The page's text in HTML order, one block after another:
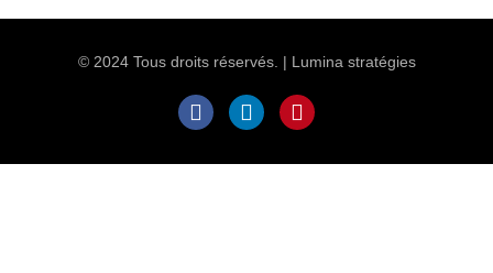
© 2024 Tous droits réservés. | Lumina stratégies